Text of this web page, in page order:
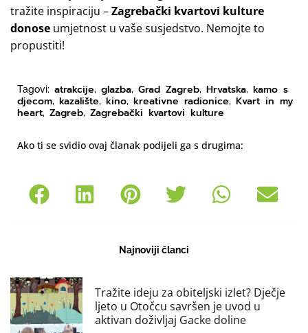
tražite inspiraciju –Zagrebački kvartovi kulture
donose umjetnost u vaše susjedstvo. Nemojte to
propustiti!
Tagovi: atrakcije, glazba, Grad Zagreb, Hrvatska, kamo s
djecom, kazalište, kino, kreativne radionice, Kvart in my
heart, Zagreb, Zagrebački kvartovi kulture
Ako ti se svidio ovaj članak podijeli ga s drugima:
Najnoviji članci
Tražite ideju za obiteljski izlet? Dječje
ljeto u Otočcu savršen je uvod u
aktivan doživljaj Gacke doline